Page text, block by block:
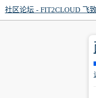
社区论坛 - FIT2CLOUD 飞